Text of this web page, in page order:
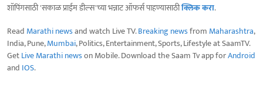
शॉपिंगसाठी 'सकाळ प्राईम डील्स'च्या भन्नाट ऑफर्स पाहण्यासाठीक्लिक करा.
Read Marathi newsand watch Live TV.Breaking newsfrom Maharashtra,
India, Pune,Mumbai, Politics, Entertainment, Sports, Lifestyle at SaamTV.
GetLive Marathi newson Mobile. Download the Saam Tv app forAndroid
and IOS.